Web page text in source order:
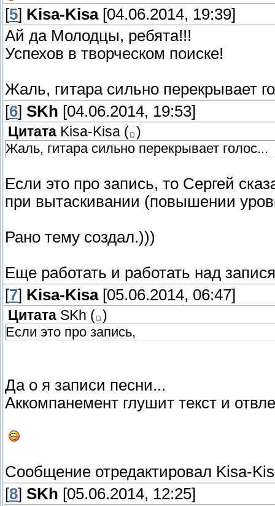
[5] Kisa-Kisa[04.06.2014, 19:39]
Ай да Молодцы, ребята!!!
Успехов в творческом поиске!
Жаль, гитара сильно перекрывает
[6] SKh [04.06.2014, 19:53]
Цитата Kisa-Kisa ( )
Жаль, гитара сильно перекрывает голос...
Если это про запись, то Сергей
при вытаскивании (повышении
Рано тему создал.)))
Еще работать и работать над
[7] Kisa-Kisa[05.06.2014, 06:47]
Цитата SKh ( )
Если это про запись,
Да о я записи песни...
Аккомпанемент глушит текст и
Сообщение отредактировал Kisa-
[8] SKh [05.06.2014, 12:25]